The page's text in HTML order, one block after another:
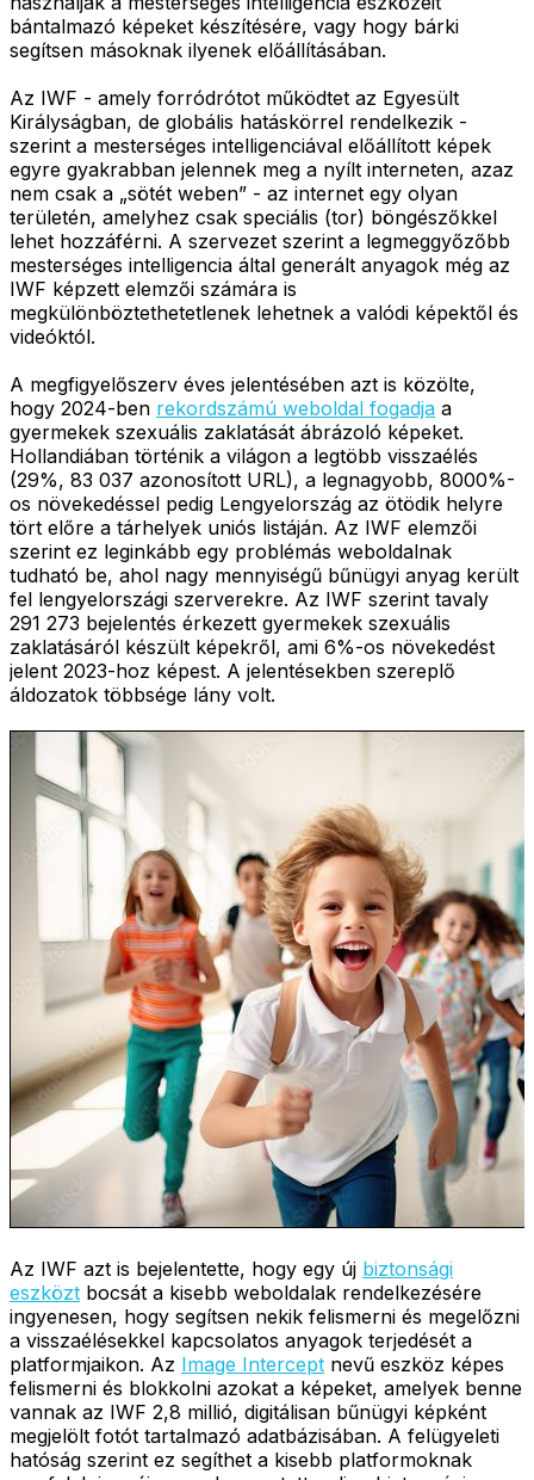
bántalmazó képeket készítésére, vagy hogy bárki
segítsen másoknak ilyenek előállításában.
Az IWF - amely forródrótot működtet az Egyesült
Királyságban, de globális hatáskörrel rendelkezik -
szerint a mesterséges intelligenciával előállított képek
egyre gyakrabban jelennek meg a nyílt interneten, azaz
nem csak a „sötét weben” - az internet egy olyan
területén, amelyhez csak speciális (tor) böngészőkkel
lehet hozzáférni. A szervezet szerint a legmeggyőzőbb
mesterséges intelligencia által generált anyagok még az
IWF képzett elemzői számára is
megkülönböztethetetlenek lehetnek a valódi képektől és
videóktól.
A megfigyelőszerv éves jelentésében azt is közölte,
hogy 2024-ben rekordszámú weboldal fogadja a
gyermekek szexuális zaklatását ábrázoló képeket.
Hollandiában történik a világon a legtöbb visszaélés
(29%, 83 037 azonosított URL), a legnagyobb, 8000%-
os növekedéssel pedig Lengyelország az ötödik helyre
tört előre a tárhelyek uniós listáján. Az IWF elemzői
szerint ez leginkább egy problémás weboldalnak
tudható be, ahol nagy mennyiségű bűnügyi anyag került
fel lengyelországi szerverekre. Az IWF szerint tavaly
291 273 bejelentés érkezett gyermekek szexuális
zaklatásáról készült képekről, ami 6%-os növekedést
jelent 2023-hoz képest. A jelentésekben szereplő
áldozatok többsége lány volt.
Az IWF azt is bejelentette, hogy egy új biztonsági
eszközt bocsát a kisebb weboldalak rendelkezésére
ingyenesen, hogy segítsen nekik felismerni és megelőzni
a visszaélésekkel kapcsolatos anyagok terjedését a
platformjaikon. Az Image Intercept nevű eszköz képes
felismerni és blokkolni azokat a képeket, amelyek benne
vannak az IWF 2,8 millió, digitálisan bűnügyi képként
megjelölt fotót tartalmazó adatbázisában. A felügyeleti
hatóság szerint ez segíthet a kisebb platformoknak